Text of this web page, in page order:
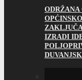
ODRŽANA
IZRADI